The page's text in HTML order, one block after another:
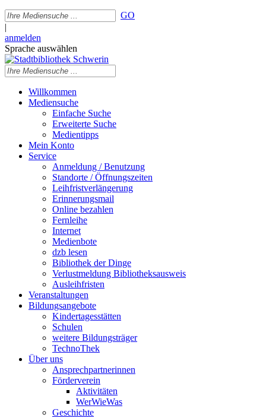
GO
|
anmelden
Sprache auswählen
Willkommen
Mediensuche
Einfache Suche
Erweiterte Suche
Medientipps
Mein Konto
Service
Anmeldung / Benutzung
Standorte / Öffnungszeiten
Leihfristverlängerung
Erinnerungsmail
Online bezahlen
Fernleihe
Internet
Medienbote
dzb lesen
Bibliothek der Dinge
Verlustmeldung Bibliotheksausweis
Ausleihfristen
Veranstaltungen
Bildungsangebote
Kindertagesstätten
Schulen
weitere Bildungsträger
TechnoThek
Über uns
Ansprechpartnerinnen
Förderverein
Aktivitäten
WerWieWas
Geschichte